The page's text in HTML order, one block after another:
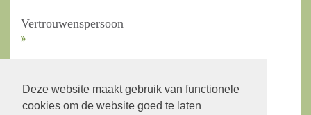
Deze website maakt gebruik van functionele
cookies om de website goed te laten
Vertrouwenspersoon